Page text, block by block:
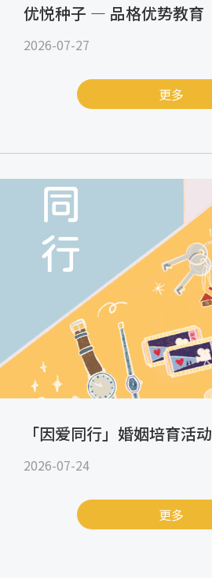
优悦种子 — 品格优势教育
2026-07-27
更多
「因爱同行」婚姻培育活动
2026-07-24
更多